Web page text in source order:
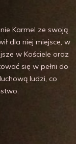
Karmel ze swoją
dla niej miejsce, w
w Kościele oraz
się w pełni do
ludzi, co